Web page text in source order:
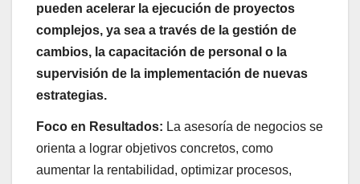
pueden acelerar la ejecución de proyectos
complejos, ya sea a través de la gestión de
cambios, la capacitación de personal o la
supervisión de la implementación de nuevas
estrategias.
Foco en Resultados: La asesoría de negocios se
orienta a lograr objetivos concretos, como
aumentar la rentabilidad, optimizar procesos,